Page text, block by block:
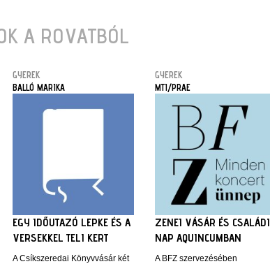
A ROVATBÓL
GYEREK
BALLÓ MARIKA
EGY IDŐUTAZÓ LEPKE ÉS A
VERSEKKEL TELI KERT
A Csíkszeredai Könyvvásár két
GYEREK
MTI/PRAE
ZENEI VÁSÁR ÉS CSALÁDI
NAP AQUINCUMBAN
A BFZ szervezésében